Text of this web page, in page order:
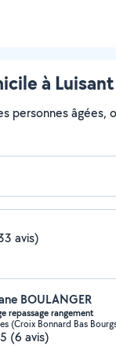
à
avis)
BOULANGER
repassage rangement
(Croix Bonnard Bas
(6 avis)